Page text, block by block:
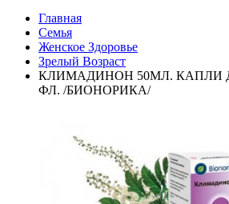
Главная
Семья
Женское Здоровье
Зрелый Возраст
КЛИМАДИНОН 50МЛ. КАПЛИ
ФЛ. /БИОНОРИКА/